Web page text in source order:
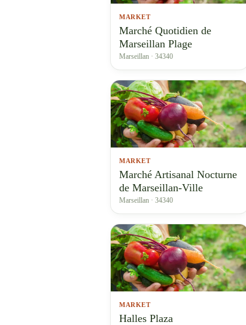
MARKET
Marché Quotidien de
Marseillan Plage
Marseillan · 34340
MARKET
Marché Artisanal Nocturne
de Marseillan-Ville
Marseillan · 34340
MARKET
Halles Plaza